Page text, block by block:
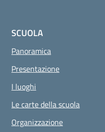
SCUOLA
Panoramica
Presentazione
I luoghi
Le carte della scuola
Organizzazione